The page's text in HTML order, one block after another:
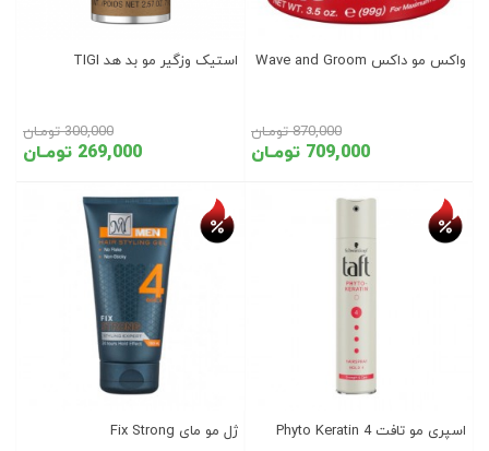
واکس مو داکس Wave and Groom
709,000 تومـان
870,000 تومـان
استیک وزگیر مو بد هد TIGI
269,000 تومـان
300,000 تومـان
اسپری مو تافت Phyto Keratin 4 ژل مو مای Fix Strong